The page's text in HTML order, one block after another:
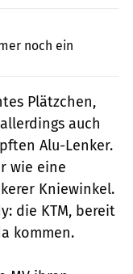
noch ein
Plätzchen,
auch
Alu-Lenker.
wie eine
Kniewinkel.
die KTM, bereit
kommen.